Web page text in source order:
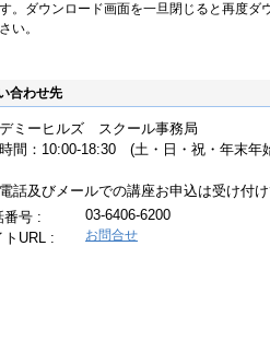
。ダウンロード画面を一旦閉じると再度
い。
合わせ先
ミーヒルズ スクール事務局
間：10:00-18:30 (土・日・祝・年末年
）
話及びメールでの講座お申込は受け付
番号 :
03-6406-6200
トURL :
お問合せ